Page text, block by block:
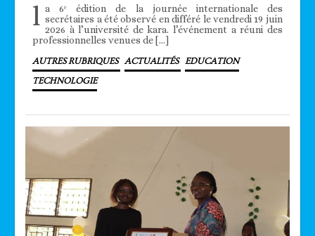
l a 6ᵉ édition de la journée internationale des
secrétaires a été observé en différé le vendredi 19 juin
2026 à l’université de kara. l’événement a réuni des
professionnelles venues de […]
AUTRES RUBRIQUES ACTUALITÉS EDUCATION
TECHNOLOGIE